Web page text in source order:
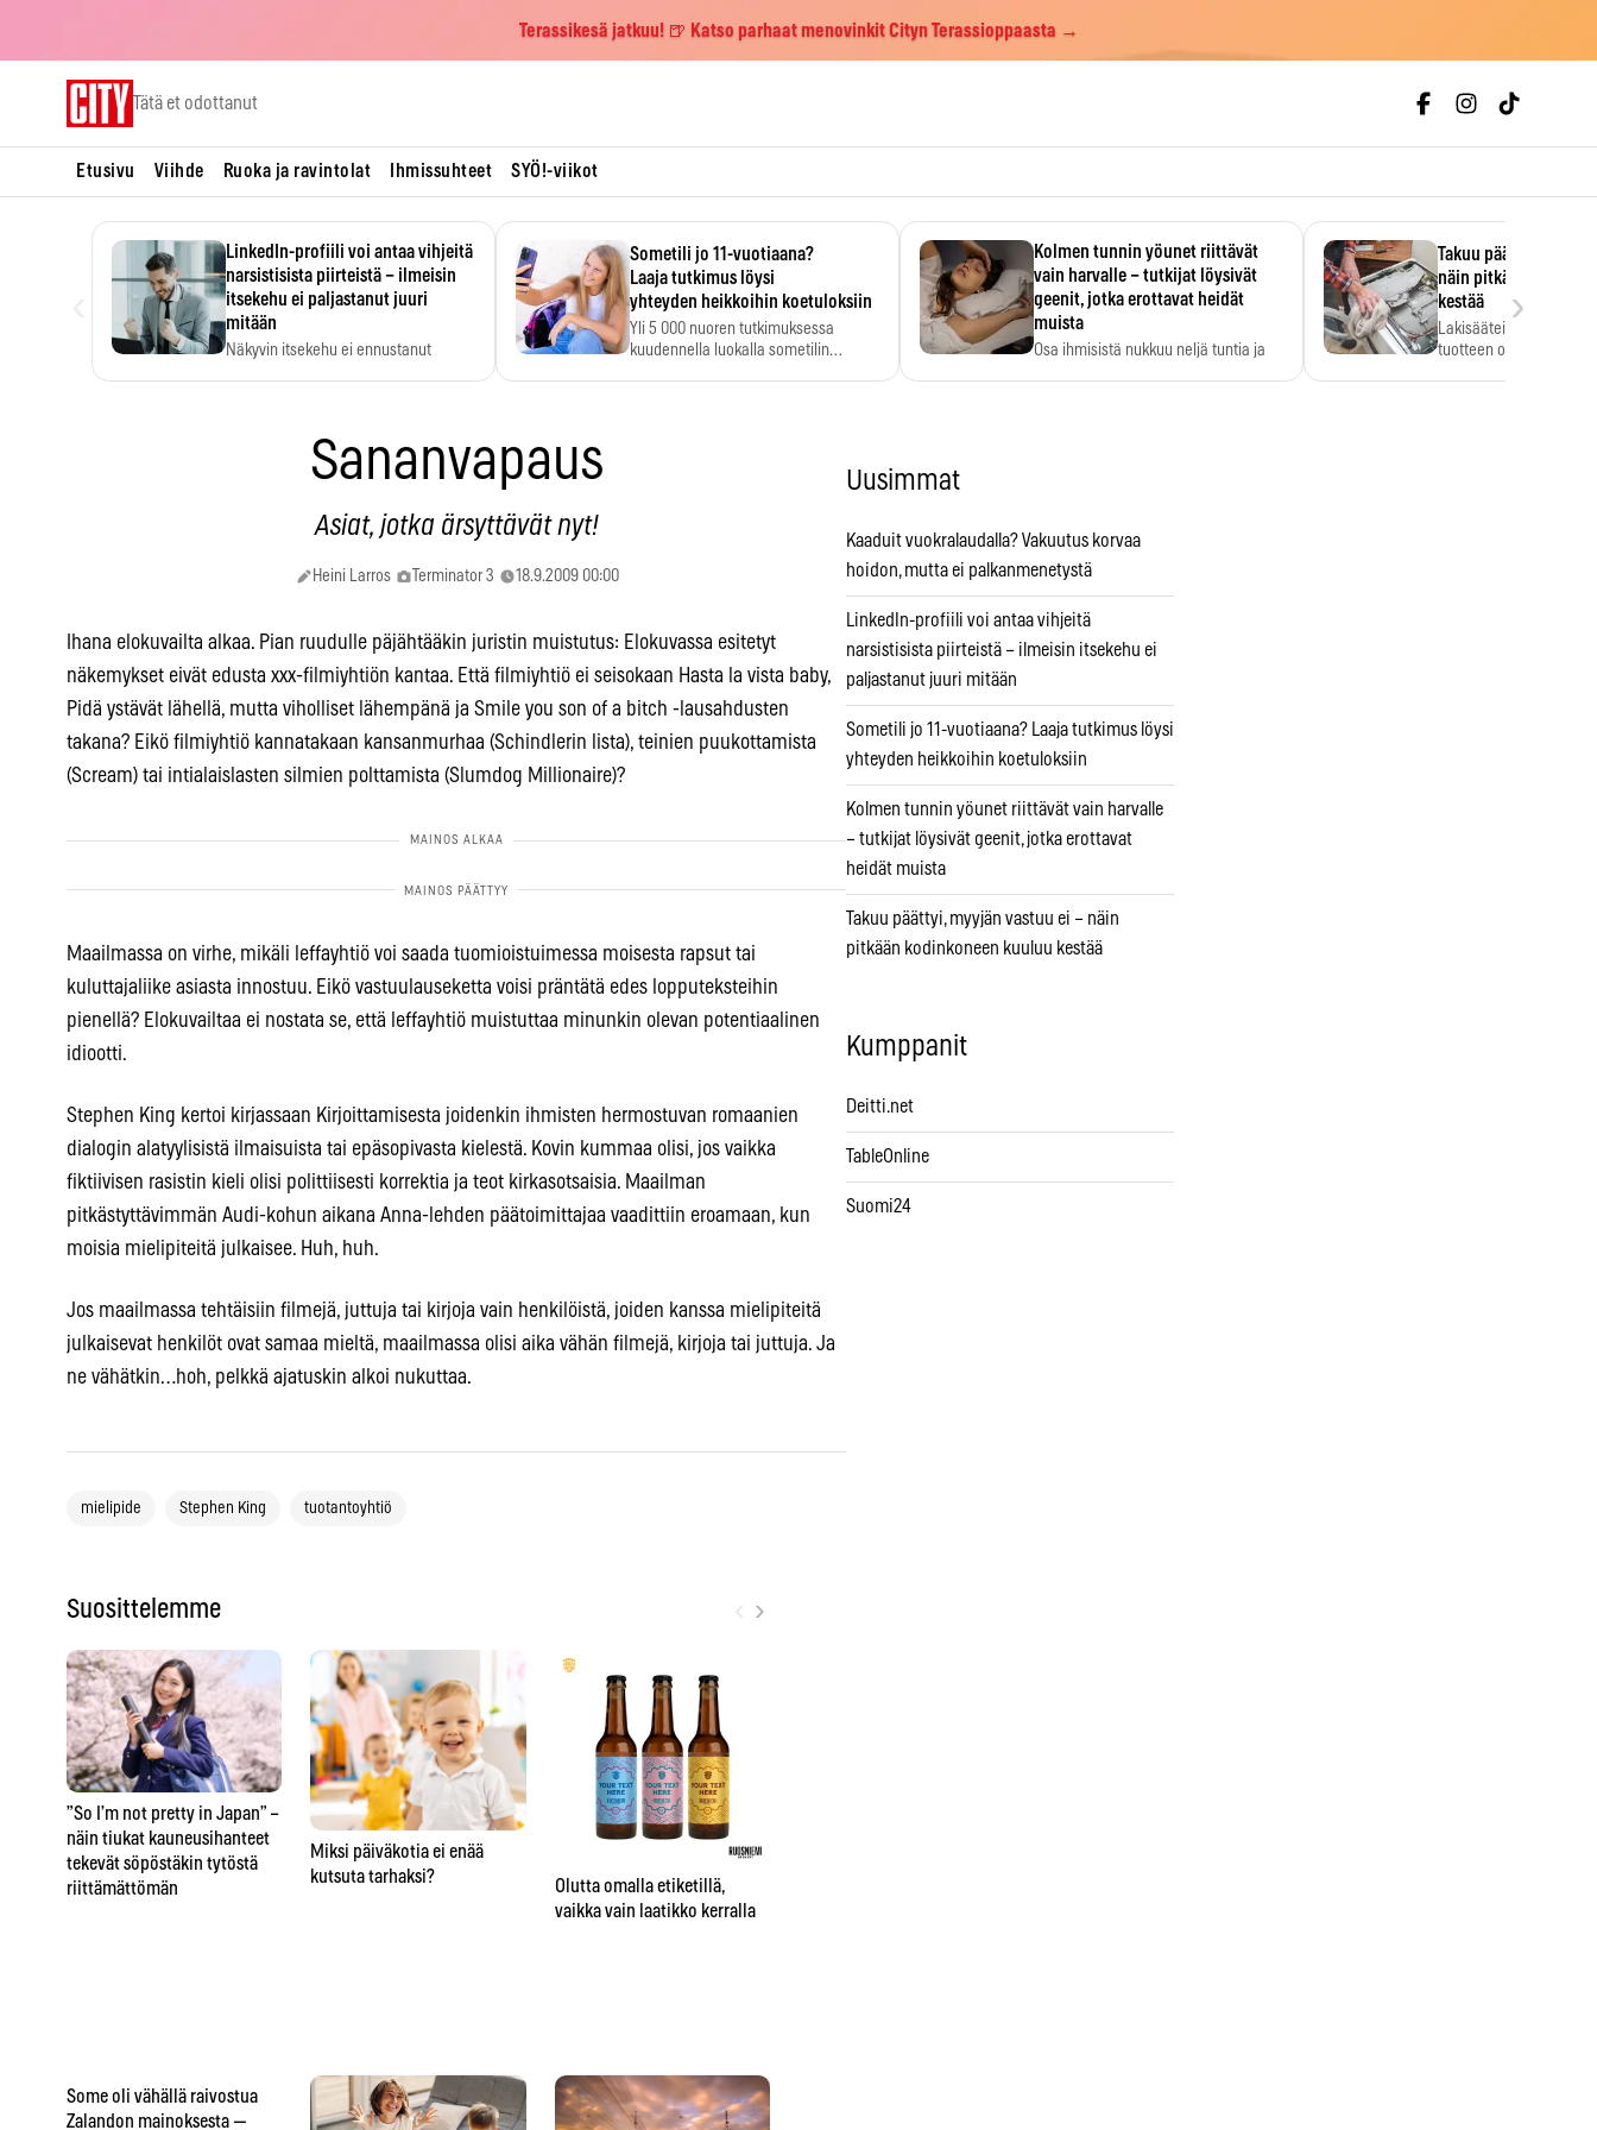
Terassikesä jatkuu! 🍺 Katso parhaat menovinkit Cityn Terassioppaasta →
Tätä et odottanut
Etusivu Viihde Ruoka ja ravintolat Ihmissuhteet SYÖ!-viikot
LinkedIn-profiili voi antaa vihjeitä
narsistisista piirteistä – ilmeisin
itsekehu ei paljastanut juuri
mitään
Näkyvin itsekehu ei ennustanut
Sometili jo 11-vuotiaana?
Laaja tutkimus löysi
yhteyden heikkoihin koetuloksiin
Yli 5 000 nuoren tutkimuksessa
kuudennella luokalla sometilin…
Kolmen tunnin yöunet riittävät
vain harvalle – tutkijat löysivät
geenit, jotka erottavat heidät
muista
Osa ihmisistä nukkuu neljä tuntia ja
Takuu päättyi,
näin pitkään
kestää
Lakisääteinen
tuotteen oletetun
›
Sananvapaus
Asiat, jotka ärsyttävät nyt!
Heini Larros Terminator 3 18.9.2009 00:00
Ihana elokuvailta alkaa. Pian ruudulle päjähtääkin juristin muistutus: Elokuvassa esitetyt
näkemykset eivät edusta xxx-filmiyhtiön kantaa. Että filmiyhtiö ei seisokaan Hasta la vista baby,
Pidä ystävät lähellä, mutta viholliset lähempänä ja Smile you son of a bitch -lausahdusten
takana? Eikö filmiyhtiö kannatakaan kansanmurhaa (Schindlerin lista), teinien puukottamista
(Scream) tai intialaislasten silmien polttamista (Slumdog Millionaire)?
Maailmassa on virhe, mikäli leffayhtiö voi saada tuomioistuimessa moisesta rapsut tai
kuluttajaliike asiasta innostuu. Eikö vastuulauseketta voisi präntätä edes lopputeksteihin
pienellä? Elokuvailtaa ei nostata se, että leffayhtiö muistuttaa minunkin olevan potentiaalinen
idiootti.
Stephen King kertoi kirjassaan Kirjoittamisesta joidenkin ihmisten hermostuvan romaanien
dialogin alatyylisistä ilmaisuista tai epäsopivasta kielestä. Kovin kummaa olisi, jos vaikka
fiktiivisen rasistin kieli olisi polittiisesti korrektia ja teot kirkasotsaisia. Maailman
pitkästyttävimmän Audi-kohun aikana Anna-lehden päätoimittajaa vaadittiin eroamaan, kun
moisia mielipiteitä julkaisee. Huh, huh.
Jos maailmassa tehtäisiin filmejä, juttuja tai kirjoja vain henkilöistä, joiden kanssa mielipiteitä
julkaisevat henkilöt ovat samaa mieltä, maailmassa olisi aika vähän filmejä, kirjoja tai juttuja. Ja
ne vähätkin…hoh, pelkkä ajatuskin alkoi nukuttaa.
mielipide Stephen King tuotantoyhtiö
Suosittelemme ›
”So I’m not pretty in Japan” –
näin tiukat kauneusihanteet
tekevät söpöstäkin tytöstä
riittämättömän
Some oli vähällä raivostua
Zalandon mainoksesta —
Miksi päiväkotia ei enää
kutsuta tarhaksi?
Olutta omalla etiketillä,
vaikka vain laatikko kerralla
Uusimmat
Kaaduit vuokralaudalla? Vakuutus korvaa
hoidon, mutta ei palkanmenetystä
LinkedIn-profiili voi antaa vihjeitä
narsistisista piirteistä – ilmeisin itsekehu ei
paljastanut juuri mitään
Sometili jo 11-vuotiaana? Laaja tutkimus löysi
yhteyden heikkoihin koetuloksiin
Kolmen tunnin yöunet riittävät vain harvalle
– tutkijat löysivät geenit, jotka erottavat
heidät muista
Takuu päättyi, myyjän vastuu ei – näin
pitkään kodinkoneen kuuluu kestää
Kumppanit
Deitti.net
TableOnline
Suomi24